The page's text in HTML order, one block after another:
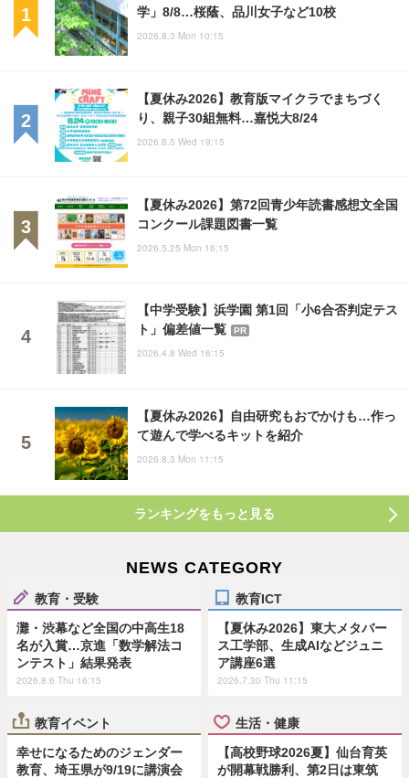
学」8/8…桜蔭、品川女子など10校
2026.8.3 Mon 10:15
【夏休み2026】教育版マイクラでまちづく
り、親子30組無料…嘉悦大8/24
2026.8.5 Wed 19:15
【夏休み2026】第72回青少年読書感想文全国
コンクール課題図書一覧
2026.5.25 Mon 16:15
【中学受験】浜学園 第1回「小6合否判定テス
ト」偏差値一覧
PR
2026.4.8 Wed 16:15
【夏休み2026】自由研究もおでかけも…作っ
て遊んで学べるキットを紹介
2026.8.3 Mon 11:15
ランキングをもっと見る
NEWS CATEGORY
教育・受験
灘・渋幕など全国の中高生18
名が入賞…京進「数学解法コ
ンテスト」結果発表
2026.8.6 Thu 16:15
教育ICT
【夏休み2026】東大メタバー
ス工学部、生成AIなどジュニ
ア講座6選
2026.7.30 Thu 11:15
教育イベント
幸せになるためのジェンダー
教育、埼玉県が9/19に講演会
生活・健康
【高校野球2026夏】仙台育英
が開幕戦勝利、第2日は東筑